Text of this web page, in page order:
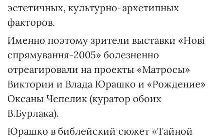
эстетичных, культурно-архетипных
факторов.
Именно поэтому зрители выставки «Нові
спрямування-2005» болезненно
отреагировали на проекты «Матросы»
Виктории и Влада Юрашко и «Рождение»
Оксаны Чепелик (куратор обоих
В.Бурлака).
Юрашко в библейский сюжет «Тайной